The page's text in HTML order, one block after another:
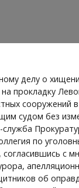
делу о
прокладку
сооружений
судом без
по
с
об